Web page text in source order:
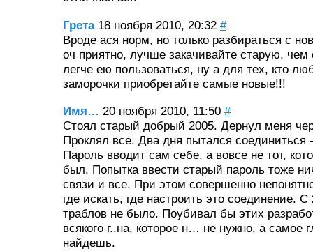
Грета 18 ноября 2010, 20:32 #
Вроде ася норм, но только разбираться с
оч приятно, лучше закачивайте старую,
легче ею пользоваться, ну а для тех, кто
заморочки приобретайте самые новые!!!
Имя… 20 ноября 2010, 11:50 #
Стоял старый добрый 2005. Дернул меня
Проклял все. Два дня пытался соединиться
Пароль вводит сам себе, а вовсе не тот,
был. Попытка ввести старый пароль тоже
связи и все. При этом совершенно
где искать, где настроить это соединение. С
траблов не было. Поубивал бы этих
всякого г..на, которое н… не нужно, а самое
найдешь.